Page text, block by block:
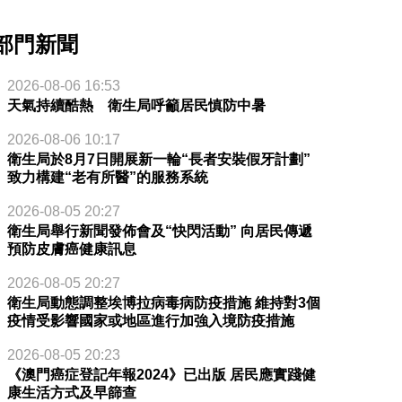
門新聞
2026-08-06 16:53
天氣持續酷熱 衛生局呼籲居民慎防中暑
2026-08-06 10:17
衛生局於8月7日開展新一輪“長者安裝假牙計劃”
致力構建“老有所醫”的服務系統
2026-08-05 20:27
衛生局舉行新聞發佈會及“快閃活動” 向居民傳遞
預防皮膚癌健康訊息
2026-08-05 20:27
衛生局動態調整埃博拉病毒病防疫措施 維持對3個
疫情受影響國家或地區進行加強入境防疫措施
2026-08-05 20:23
《澳門癌症登記年報2024》已出版 居民應實踐健
康生活方式及早篩查